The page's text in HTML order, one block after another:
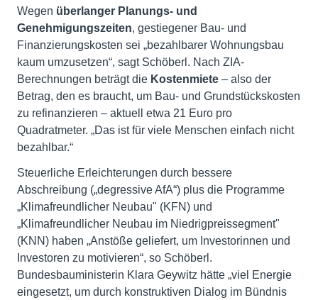
Wegen überlanger Planungs- und
Genehmigungszeiten, gestiegener Bau- und
Finanzierungskosten sei „bezahlbarer Wohnungsbau
kaum umzusetzen“, sagt Schöberl. Nach ZIA-
Berechnungen beträgt die Kostenmiete – also der
Betrag, den es braucht, um Bau- und Grundstückskosten
zu refinanzieren – aktuell etwa 21 Euro pro
Quadratmeter. „Das ist für viele Menschen einfach nicht
bezahlbar.“
Steuerliche Erleichterungen durch bessere
Abschreibung („degressive AfA“) plus die Programme
„Klimafreundlicher Neubau" (KFN) und
„Klimafreundlicher Neubau im Niedrigpreissegment"
(KNN) haben „Anstöße geliefert, um Investorinnen und
Investoren zu motivieren“, so Schöberl.
Bundesbauministerin Klara Geywitz hätte „viel Energie
eingesetzt, um durch konstruktiven Dialog im Bündnis